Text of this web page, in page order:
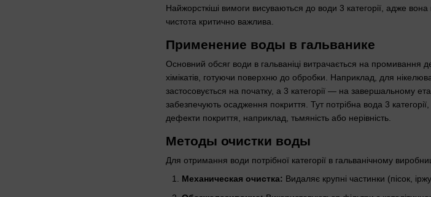
Найжорсткіші вимоги висуваються до води 3 категорії, адже
чистота критично важлива.
Применение воды в гальванике
Основний обсяг води в гальваніці витрачається на
хімікатів, готуючи поверхню до обробки. Наприклад, для
застосовується на початку, а 3 категорії — на завершальному
забезпечують осадження покриття. Тут потрібна вода 3
дефекти покриття, наприклад, тьмяність або нерівність.
Методы очистки воды
Для отримання води потрібної категорії в гальванічному
Механическая очистка: Видаляє крупні частинки (пісок,